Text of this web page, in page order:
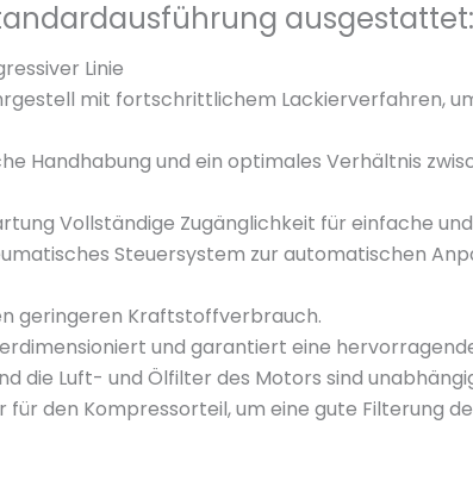
8
ausgestattet:
Linie
mit fortschrittlichem Lackierverfahren,
Handhabung und ein optimales Verhältnis
Vollständige Zugänglichkeit für einfache
Steuersystem zur automatischen
geringeren Kraftstoffverbrauch.
und garantiert eine
die Luft- und Ölfilter des Motors sind
den Kompressorteil, um eine gute Filterung